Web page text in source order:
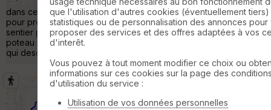
dans ce très beau village. (album photos) Traverser la D942
pour prendre la route qui mène au lac de Monieux. Du lac un
sentier part en suivant la Nesque tout en s'élevant jusqu'à un
poteau indiquant la chapelle St Michel. De là, prendre un sentier
qui descend fortement jusqu'au fond des gorges de la »
Monieux, les gorges de la Nesque
Sault
que l'utilisation d'autres cookies (éventuellement
statistiques ou de personnalisation des annonces pour
proposer des services et des offres adaptées à vos
d'interêt.
Vous pouvez à tout moment modifier ce choix ou
informations sur ces cookies sur la page des
d'utilisation du service :
Utilisation de vos données personnelles